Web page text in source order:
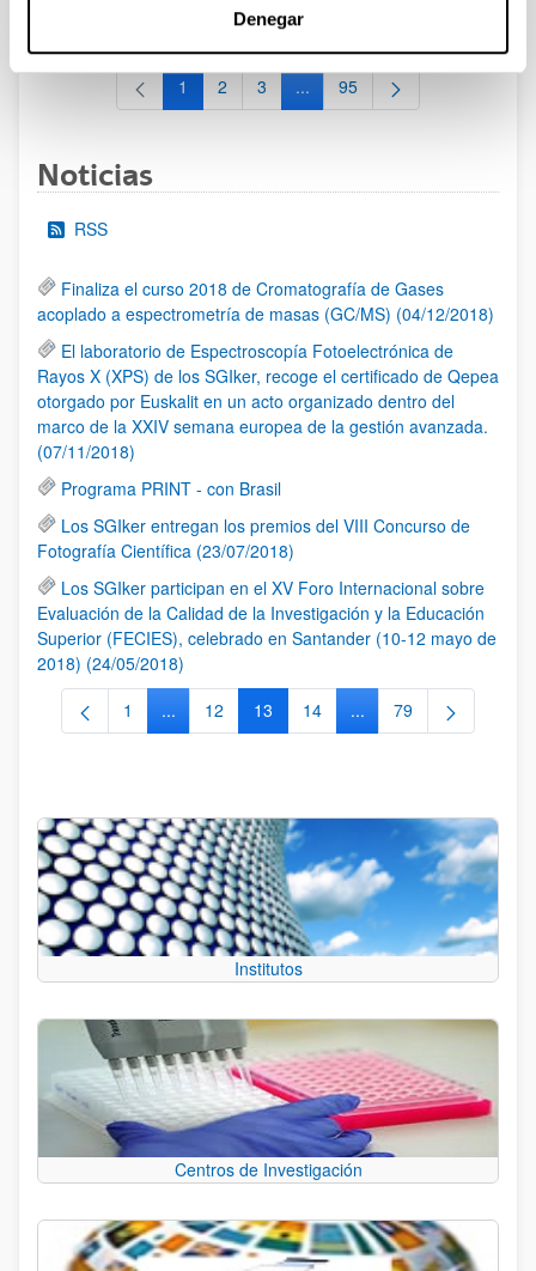
Denegar
al 30/07/2026 (ambos incluídos)
Página
1 Página
2 Página
3 ...Páginas intermedias Use TAB
Página
95
Noticias
RSS
Finaliza el curso 2018 de Cromatografía de Gases
acoplado a espectrometría de masas (GC/MS) (04/12/2018)
El laboratorio de Espectroscopía Fotoelectrónica de
Rayos X (XPS) de los SGIker, recoge el certificado de Qepea
otorgado por Euskalit en un acto organizado dentro del
marco de la XXIV semana europea de la gestión avanzada.
(07/11/2018)
Programa PRINT - con Brasil
Los SGIker entregan los premios del VIII Concurso de
Fotografía Científica (23/07/2018)
Los SGIker participan en el XV Foro Internacional sobre
Evaluación de la Calidad de la Investigación y la Educación
Superior (FECIES), celebrado en Santander (10-12 mayo de
2018) (24/05/2018)
Página
1 ...Páginas intermedias Use TAB para desplazarse.
Página
12 Página
13 Página
14 ...Páginas intermedias
Página
79
Institutos
Centros de Investigación